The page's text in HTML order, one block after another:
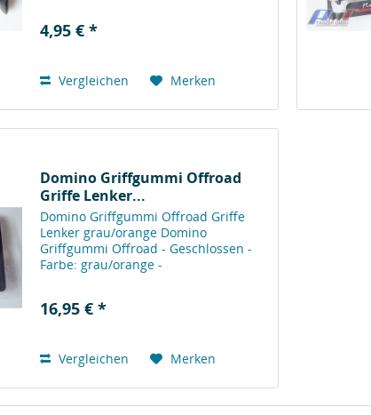
rechts 24 mm Geschlossen Farbe:
4,95 € *
Vergleichen Merken
Domino Griffgummi Offroad
Griffe Lenker...
Domino Griffgummi Offroad Griffe
Lenker grau/orange Domino
Griffgummi Offroad - Geschlossen -
Farbe: grau/orange -
mm, rechts 24 mm Der Griffgummi
16,95 € *
Vergleichen Merken